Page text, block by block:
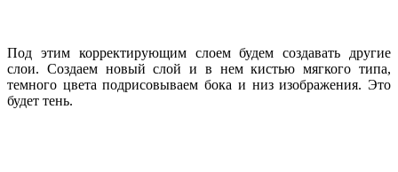
Под этим корректирующим слоем будем создавать другие
слои. Создаем новый слой и в нем кистью мягкого типа,
темного цвета подрисовываем бока и низ изображения. Это
будет тень.